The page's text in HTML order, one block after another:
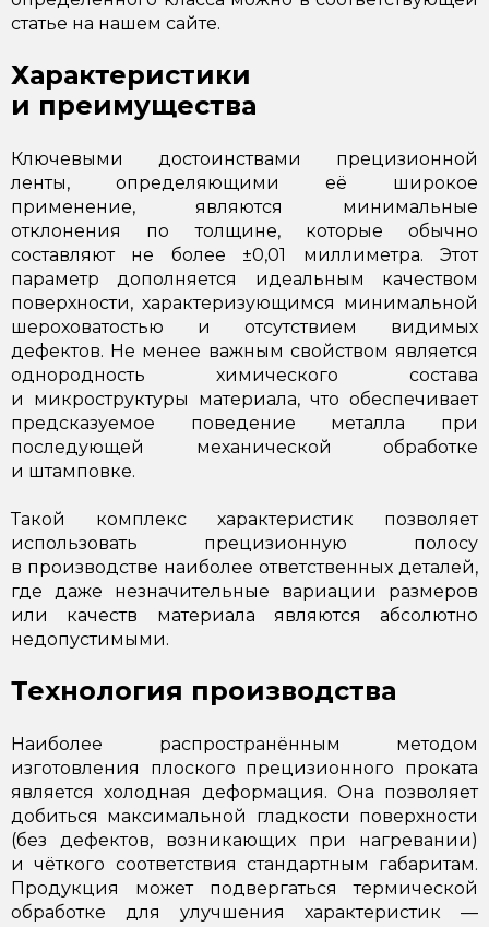
статье на нашем сайте.
Характеристики
и преимущества
Ключевыми достоинствами прецизионной
ленты, определяющими её широкое
применение, являются минимальные
отклонения по толщине, которые обычно
составляют не более ±0,01 миллиметра. Этот
параметр дополняется идеальным качеством
поверхности, характеризующимся минимальной
шероховатостью и отсутствием видимых
дефектов. Не менее важным свойством является
однородность химического состава
и микроструктуры материала, что обеспечивает
предсказуемое поведение металла при
последующей механической обработке
и штамповке.
Такой комплекс характеристик позволяет
использовать прецизионную полосу
в производстве наиболее ответственных деталей,
где даже незначительные вариации размеров
или качеств материала являются абсолютно
недопустимыми.
Технология производства
Наиболее распространённым методом
изготовления плоского прецизионного проката
является холодная деформация. Она позволяет
добиться максимальной гладкости поверхности
(без дефектов, возникающих при нагревании)
и чёткого соответствия стандартным габаритам.
Продукция может подвергаться термической
обработке для улучшения характеристик —